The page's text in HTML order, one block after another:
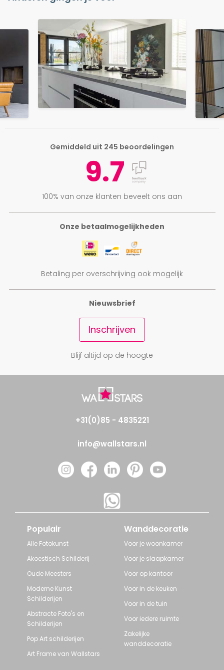
Onze betaalmogelijkheden
Betaling per overschrijving ook mogelijk
Gemiddeld uit 245 beoordelingen
9.7
100% van onze klanten beveelt ons aan
Nieuwsbrief
Inschrijven
Blijf altijd op de hoogte
+31(0)85 - 4835221
info@wallstars.nl
Populair
Alle Fotokunst
Akoestisch Schilderij
Oude Meesters
Moderne Kunst
Schilderijen
Abstracte Foto's en
Schilderijen
Pop Art schilderijen
Art Frame van Wallstars
Wanddecoratie
Voor je woonkamer
Voor je slaapkamer
Voor op kantoor
Voor in de keuken
Voor in de tuin
Voor iedere ruimte
Zakelijke
wanddecoratie